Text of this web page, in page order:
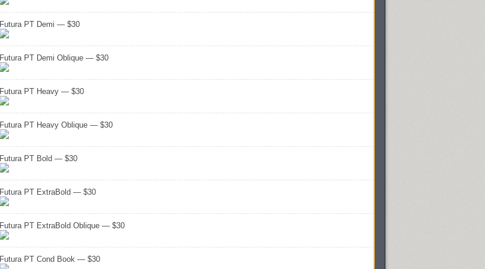
Futura PT Demi — $30
Futura PT Demi Oblique — $30
Futura PT Heavy — $30
Futura PT Heavy Oblique — $30
Futura PT Bold — $30
Futura PT ExtraBold — $30
Futura PT ExtraBold Oblique — $30
Futura PT Cond Book — $30